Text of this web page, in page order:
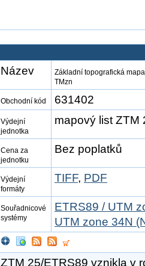
Název
Základní topografická
TMzn
Obchodní kód 631402
Výdejní
jednotka
mapový list ZTM
Cena za
jednotku
Bez poplatků
Výdejní
formáty
TIFF, PDF
Souřadnicové
systémy
ETRS89 / UTM
UTM zone 34N
ZTM 25/ETRS89 vznikla v